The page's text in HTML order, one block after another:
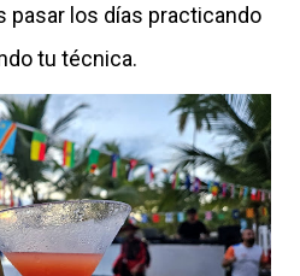
pasar los días practicando
tu técnica.